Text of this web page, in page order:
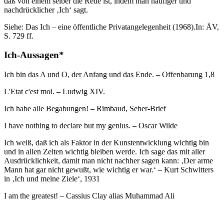
nachdrücklicher ‚Ich‘ sagt.
Siehe: Das Ich – eine öffentliche Privatangelegenheit (1968).In: ÄV,
S. 729 ff.
Ich-Aussagen*
Ich bin das A und O, der Anfang und das Ende. – Offenbarung 1,8
L'Etat c'est moi. – Ludwig XIV.
Ich habe alle Begabungen! – Rimbaud, Seher-Brief
I have nothing to declare but my genius. – Oscar Wilde
Ich weiß, daß ich als Faktor in der Kunstentwicklung wichtig bin
und in allen Zeiten wichtig bleiben werde. Ich sage das mit aller
Ausdrücklichkeit, damit man nicht nachher sagen kann: ‚Der arme
Mann hat gar nicht gewußt, wie wichtig er war.‘ – Kurt Schwitters
in ‚Ich und meine Ziele‘, 1931
I am the greatest! – Cassius Clay alias Muhammad Ali